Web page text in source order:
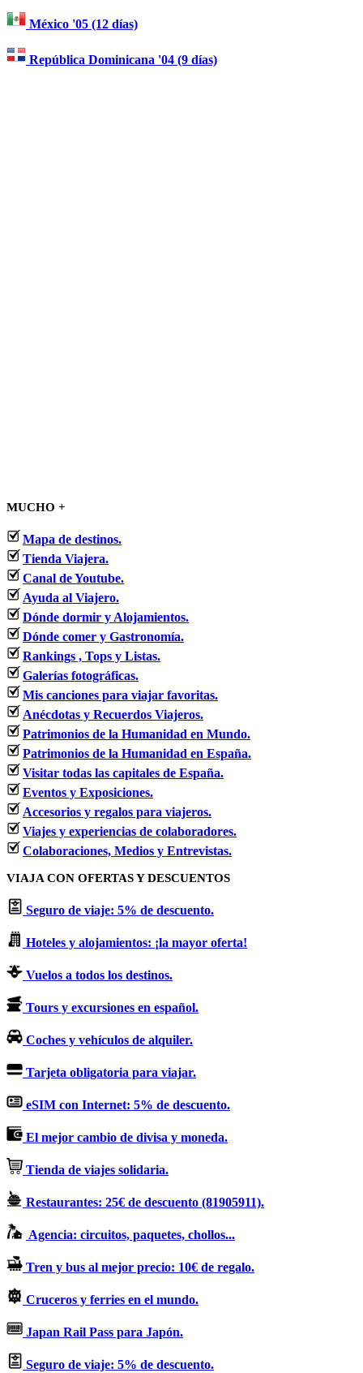
México '05 (12 días)
República Dominicana '04 (9 días)
MUCHO +
Mapa de destinos.
Tienda Viajera.
Canal de Youtube.
Ayuda al Viajero.
Dónde dormir y Alojamientos.
Dónde comer y Gastronomía.
Rankings , Tops y Listas.
Galerías fotográficas.
Mis canciones para viajar favoritas.
Anécdotas y Recuerdos Viajeros.
Patrimonios de la Humanidad en Mundo.
Patrimonios de la Humanidad en España.
Visitar todas las capitales de España.
Eventos y Exposiciones.
Accesorios y regalos para viajeros.
Viajes y experiencias de colaboradores.
Colaboraciones, Medios y Entrevistas.
VIAJA CON OFERTAS Y DESCUENTOS
Seguro de viaje: 5% de descuento.
Hoteles y alojamientos: ¡la mayor oferta!
Vuelos a todos los destinos.
Tours y excursiones en español.
Coches y vehículos de alquiler.
Tarjeta obligatoria para viajar.
eSIM con Internet: 5% de descuento.
El mejor cambio de divisa y moneda.
Tienda de viajes solidaria.
Restaurantes: 25€ de descuento (81905911).
Agencia: circuitos, paquetes, chollos...
Tren y bus al mejor precio: 10€ de regalo.
Cruceros y ferries en el mundo.
Japan Rail Pass para Japón.
Seguro de viaje: 5% de descuento.